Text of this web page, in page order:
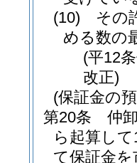
(10)
その
める数の
(平12
改正)
(保証金の
第20条
仲
ら起算し
て保証金